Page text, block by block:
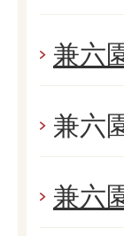
兼六
兼六
兼六